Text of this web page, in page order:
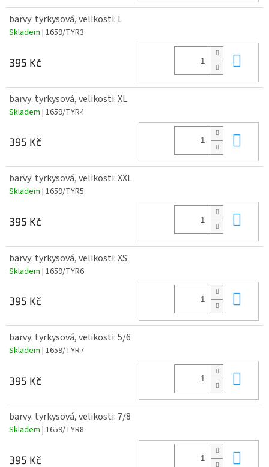
barvy: tyrkysová, velikosti: L
Skladem | 1659/TYR3
395 Kč
barvy: tyrkysová, velikosti: XL
Skladem | 1659/TYR4
395 Kč
barvy: tyrkysová, velikosti: XXL
Skladem | 1659/TYR5
395 Kč
barvy: tyrkysová, velikosti: XS
Skladem | 1659/TYR6
395 Kč
barvy: tyrkysová, velikosti: 5/6
Skladem | 1659/TYR7
395 Kč
barvy: tyrkysová, velikosti: 7/8
Skladem | 1659/TYR8
395 Kč